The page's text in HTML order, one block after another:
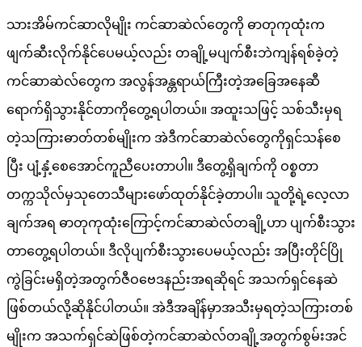
သားအိမ်ကင်ဆာလိုမျိုး ကင်ဆာဆဲလ်တွေကို ဓာတုကုထုံးက
ဖျက်ဆီးလိုက်နိုင်ပေမယ့်လည်း တချို့မပျက်စီးဘဲကျန်ရစ်ခဲ့တဲ့
ကင်ဆာဆဲလ်တွေက အလွန်အန္တရာယ်ကြီးတဲ့အခြေအနေဆီ
ရောက်ရှိသွားနိုင်တာကိုတွေ့ရပါတယ်။ အထူးသဖြင့် သစ်သီးမှရ
တဲ့သကြားဓာတ်တစ်မျိုးက အဲဒီကင်ဆာဆဲလ်တွေကိုရှင်သန်စေ
ပြီး ပျံ့နှံ့စေအောင်ကူညီပေးတာပါ။ ဒီတွေ့ရှိချက်ကို ဝစ္စတာ
တက္ကသိုလ်မှသုတေသီများဖော်ထုတ်နိုင်ခဲ့တာပါ။ သူတို့ရဲ့လေ့လာ
ချက်အရ ဓာတုကုထုံးကြောင့်ကင်ဆာဆဲလ်တချို့ဟာ ပျက်စီးသွား
တာတွေ့ရပါတယ်။ ဒီလိုပျက်စီးသွားပေမယ့်လည်း အပြီးတိုင်ပြို
ကွဲခြင်းမရှိတဲ့အတွက်ဇီဝဗေဒနည်းအရဆိုရင် အသက်ရှင်နေဆဲ
ဖြစ်တယ်လို့ဆိုနိုင်ပါတယ်။ အဲဒီအချိန်မှာအသီးမှရတဲ့သကြားတစ်
မျိုးက အသက်ရှင်ဆဲဖြစ်တဲ့ကင်ဆာဆဲလ်တချို့အတွက်စွမ်းအင်